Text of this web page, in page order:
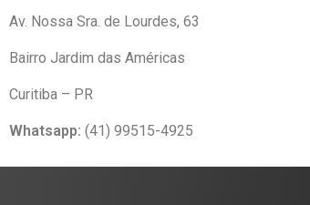
Av. Nossa Sra. de Lourdes, 63
Bairro Jardim das Américas
Curitiba – PR
Whatsapp: (41) 99515-4925